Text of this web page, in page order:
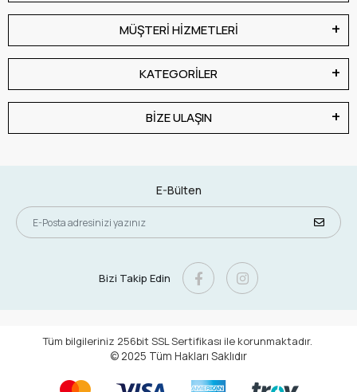
MÜŞTERİ HİZMETLERİ
KATEGORİLER
BİZE ULAŞIN
E-Bülten
Bizi Takip Edin
Tüm bilgileriniz 256bit SSL Sertifikası ile korunmaktadır.
© 2025 Tüm Hakları Saklıdır